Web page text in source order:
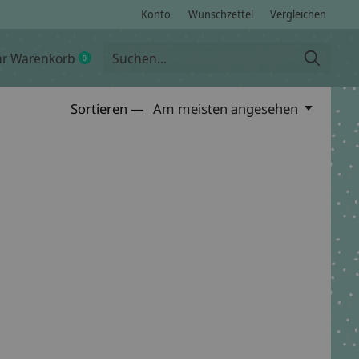
Konto Wunschzettel Vergleichen
Warenkorb 0items
Sortieren — Am meisten angesehen